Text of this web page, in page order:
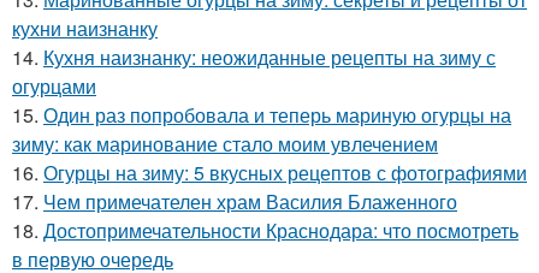
кухни наизнанку
14. Кухня наизнанку: неожиданные рецепты на зиму с
огурцами
15. Один раз попробовала и теперь мариную огурцы на
зиму: как маринование стало моим увлечением
16. Огурцы на зиму: 5 вкусных рецептов с фотографиями
17. Чем примечателен храм Василия Блаженного
18. Достопримечательности Краснодара: что посмотреть
в первую очередь